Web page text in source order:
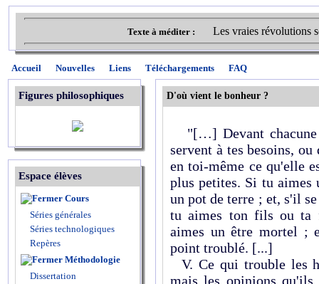
Texte à méditer : Les vraies révolutions
Accueil Nouvelles Liens Téléchargements FAQ
Figures philosophiques
Espace élèves
Cours
Séries générales
Séries technologiques
Repères
Méthodologie
Dissertation
D'où vient le bonheur ?
"[…] Devant chacune
servent à tes besoins,
en toi-même ce qu'elle
plus petites. Si tu aimes
un pot de terre ; et, s'il
tu aimes ton fils ou ta
aimes un être mortel ;
point troublé. [...]
V. Ce qui trouble les
mais les opinions